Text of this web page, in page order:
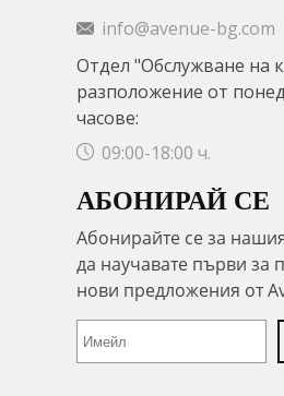
info@avenue-bg.com
Отдел "Обслужване на
разположение от
часове:
09:00-18:00 ч.
АБОНИРАЙ СЕ